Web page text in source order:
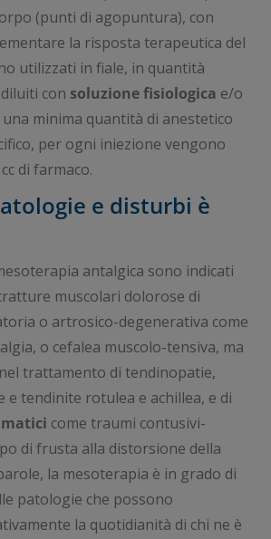
(punti di agopuntura), con
la risposta terapeutica del
utilizzati in fiale, in quantità
con soluzione fisiologica e/o
una minima quantità di anestetico
per ogni iniezione vengono
di farmaco.
e disturbi è
antalgica sono indicati
muscolari dolorose di
o artrosico-degenerativa come
o cefalea muscolo-tensiva, ma
trattamento di tendinopatie,
e tendinite rotulea e achillea, e di
come traumi contusivi-
di frusta alla distorsione della
la mesoterapia è in grado di
patologie che possono
la quotidianità di chi ne è